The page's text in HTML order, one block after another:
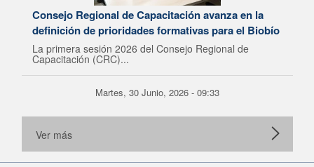
Consejo Regional de Capacitación avanza en la
definición de prioridades formativas para el Biobío
La primera sesión 2026 del Consejo Regional de
Capacitación (CRC)...
Martes, 30 Junio, 2026 - 09:33
Ver más